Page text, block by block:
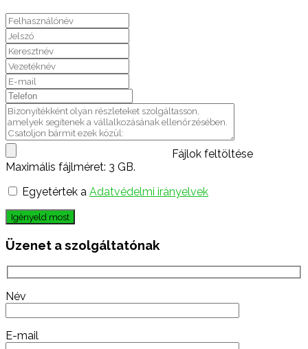
Fájlok feltöltése
Maximális fájlméret: 3 GB.
Egyetértek a Adatvédelmi irányelvek
Igényeld most
Üzenet a szolgáltatónak
Név
E-mail